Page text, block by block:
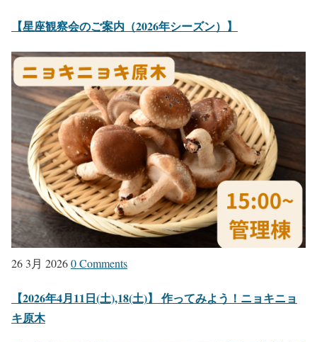
【星座観察会のご案内（2026年シーズン）】
26 3月 20260 Comments
【2026年4月11日(土),18(土)】 作ってみよう！ニョキニョ
キ原木